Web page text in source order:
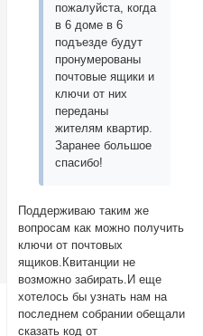
пожалуйста, когда
в 6 доме в 6
подъезде будут
пронумерованы
почтовые ящики и
ключи от них
переданы
жителям квартир.
Заранее большое
спасибо!
Поддерживаю таким же
вопросам как можно получить
ключи от почтовых
ящиков.Квитанции не
возможно забирать.И еще
хотелось бы узнать нам на
последнем собрании обещали
сказать код от